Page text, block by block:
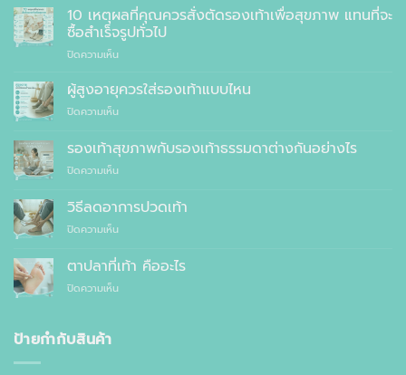
เพื่อ
สุขภาพ
ที่
แพทย์
10 เหตุผลที่คุณควรสั่งตัดรองเท้าเพื่อสุขภาพ แทนที่จะ
ซื้อสำเร็จรูปทั่วไป
ปิดความเห็นบน
เหตุผล
คุณ
สั่ง
ตัด
รองเท้า
สุขภาพ
สำเร็จรูป
ทั่วไป
ผู้สูงอายุควรใส่รองเท้าแบบไหน
ปิดความเห็นบน
สูง
อายุ
ควร
รองเท้า
ไหน
รองเท้าสุขภาพกับรองเท้าธรรมดาต่างกันอย่างไร
ปิดความเห็นบน
สุขภาพ
กับ
รองเท้า
ต่าง
อย่างไร
วิธีลดอาการปวดเท้า
ปิดความเห็นบน
ลด
อาการ
ปวด
ตาปลาที่เท้า คืออะไร
ปิดความเห็นบน
ป้ายกำกับสินค้า